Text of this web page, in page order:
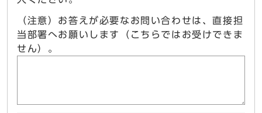
（注意）お答えが必要なお問い合わせは、直接担
当部署へお願いします（こちらではお受けできま
せん）。